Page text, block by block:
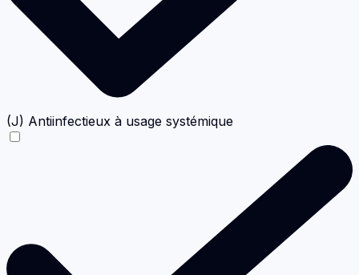
(J) Antiinfectieux à usage systémique